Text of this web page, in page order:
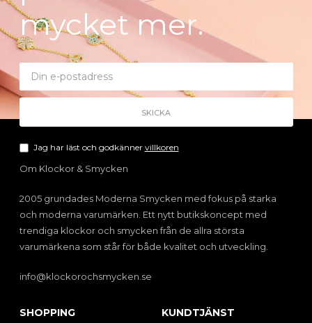
mycket mer.
Jag har läst och godkänner villkoren
Om Klockor & Smycken
2005 grundades Moderna Smycken med fokus på starka
och moderna varumärken. Ett nytt butikskoncept med
trendiga klockor och smycken från de allra största
varumärkena som står för både kvalitet och utveckling.
info@klockorochsmycken.se
SHOPPING KUNDTJÄNST